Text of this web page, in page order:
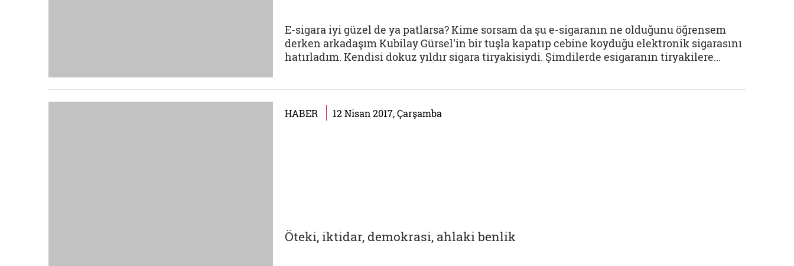
E-sigara iyi güzel de ya patlarsa? Kime sorsam da şu e-sigaranın ne olduğunu öğrensem
derken arkadaşım Kubilay Gürsel'in bir tuşla kapatıp cebine koyduğu elektronik sigarasını
hatırladım. Kendisi dokuz yıldır sigara tiryakisiydi. Şimdilerde esigaranın tiryakilere...
HABER 12 Nisan 2017, Çarşamba
Öteki, iktidar, demokrasi, ahlaki benlik